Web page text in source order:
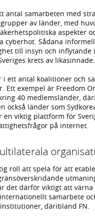
antal samarbeten med
av länder, med
aspekter
cyberhot. Sådana
till insyn och inflytande
krets av likasinnade.
i ett antal koalitioner och
Ett exempel är Freedom
40 medlemsländer,
också länder som
en viktig plattform för
på internet.
roll att spela för att
det därför viktigt att
samarbete
däribland FN.